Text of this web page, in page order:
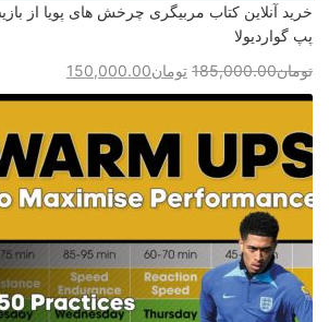
خرید آنلاین کتاب مربیگری چرخش های پویا از
پپ گواردیولا
تومان185,000.00 تومان150,000.00